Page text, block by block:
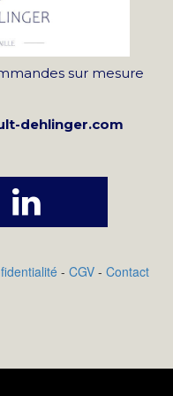
sur mesure
dehlinger.com

- CGV - Contact